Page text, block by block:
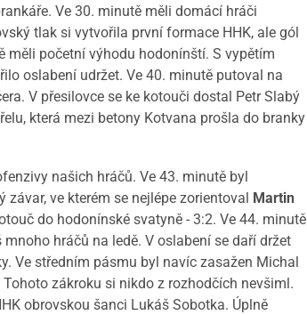
Ve 30. minutě měli domácí hráči
tlak si vytvořila první formace HHK, ale gól
měli početní výhodu hodonínští. S vypětím
oslabení udržet. Ve 40. minutě putoval na
V přesilovce se ke kotouči dostal Petr Slabý
která mezi betony Kotvana prošla do branky
našich hráčů. Ve 43. minutě byl
ve kterém se nejlépe zorientoval
Martin
do hodonínské svatyně - 3:2. Ve 44. minutě
hráčů na ledě. V oslabení se daří držet
Ve středním pásmu byl navíc zasažen Michal
zákroku si nikdo z rozhodčích nevšiml.
obrovskou šanci Lukáš Sobotka. Úplně